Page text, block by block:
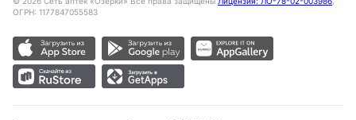
ОГРН: 1177847055583